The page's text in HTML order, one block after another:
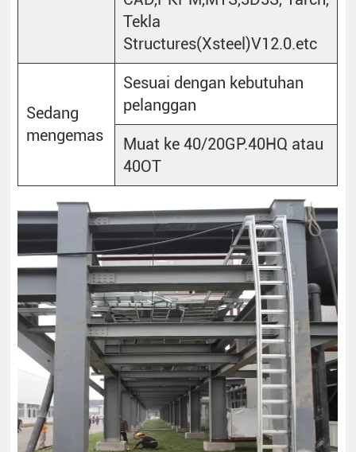
Tekla
Structures(Xsteel)V12.0.etc
Sedang
mengemas
Sesuai dengan kebutuhan
pelanggan
Muat ke 40/20GP.40HQ atau
40OT